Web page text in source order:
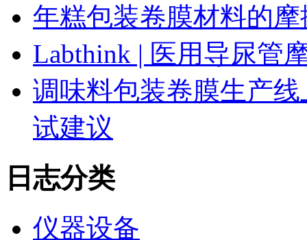
年糕包装卷膜材料的
Labthink | 医用导尿管
调味料包装卷膜生产
试建议
日志分类
仪器设备